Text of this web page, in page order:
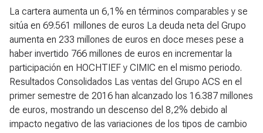
La cartera aumenta un 6,1% en términos comparables y se sitúa en 69.561 millones de euros La deuda neta del Grupo aumenta en 233 millones de euros en doce meses pese a haber invertido 766 millones de euros en incrementar la participación en HOCHTIEF y CIMIC en el mismo periodo. Resultados Consolidados Las ventas del Grupo ACS en el primer semestre de 2016 han alcanzado los 16.387 millones de euros, mostrando un descenso del 8,2% debido al impacto negativo de las variaciones de los tipos de cambio frente al euro, en especial el dólar australiano (-6%) y el peso mexicano (-18%), así como a la venta de los activos de energía renovable en el primer trimestre de 2015. Sin considerar el efecto del tipo de cambio y la venta de activos de energía renovable, las ventas del Grupo ACS en el primer semestre de 2016 se reducen un 5,3%, principalmente en el área de Construcción por la terminación en Australia de grandes proyectos de gas natural licuado (GNL) durante la primera parte de 2015. Sin embargo, la producción en Australia en el segundo trimestre ha aumentado un 6% respecto al trimestre anterior, mostrando un cambio de tendencia que se va a ir consolidando en los próximos trimestres. La distribución geográfica de las ventas muestra la amplia diversificación del Grupo, donde América del Norte representa un 44% de las ventas, Europa un 25%, Australia un 13%, Asia un 10%, América del Sur un 7% y África el restante 1%. Las ventas internacionales del Grupo suponen un 83% del total de las ventas. La cartera a cierre del primer semestre de 2016 ascendía a 69.561 millones de euros, un 3,3% superior a junio de 2015 y con una distribución geográfica equivalente a las ventas. Sin embargo, ajustado por las variaciones de tipo de cambio, la cartera crece un 6,1%, mostrando la buena evolución de la contratación en estos últimos doce meses. El beneficio bruto de explotación (EBITDA) en el periodo alcanza los 1.225 millones de euros, disminuyendo un 6,9%. En términos comparables, ajustado por el impacto de las variaciones de tipo de cambio y la venta de activos de energía renovable en España, el EBITDA se reduce un escaso 0,3% y el margen mejora en 30 pb hasta el 7,5%. Igualmente, el beneficio neto de explotación (EBIT) se sitúa en los 897 millones de euros y aumenta un 7,8% en términos comparables gracias a la buena evolución operativa de las actividades. Las mejoras operativas y la significativa reducción de los gastos financieros han contribuido a que el beneficio neto atribuible de las actividades, antes de costes de estructura y resultados de Corporación, aumente un 8,6%. Destaca la actividad de Construcción que crece un 26,1% tras los procesos de transformación implantados en HOCHIEF y sus filiales, y el incremento de participación del Grupo en su capital. El beneficio neto del área de Servicios Industriales decrece un 1,0%, sin considerar la venta de los activos de energía renovable realizada en el primer trimestre de 2015, como consecuencia de la ralentización en el desarrollo de proyectos de petróleo y gas en el mercado mexicano. Por su parte el beneficio neto de Medio Ambiente aumenta un 3,2%. El beneficio neto del Grupo ACS en el primer semestre de 2016 alcanza los 388 millones de euros, un 4,7% menor ya que en el mismo periodo de 2015 se incluían resultados excepcionales por ajustes de valor en instrumentos financieros en la Corporación. Situación financiera La deuda neta del Grupo ACS se sitúa en 3.741 millones de euros, 233 millones de euros superior al dato de junio de 2015, equivalente a un incremento del 6,6%, a pesar de las inversiones realizadas en este periodo, de 766 millones de euros, destinadas a incrementar la participación en HOCHTIEF y CIMIC. De esta cifra, 540 millones de euros corresponden a financiación de proyectos, sin recurso para el accionista, y representa un 14% de la deuda neta total del Grupo. No obstante, el Grupo ha logrado reducir en los últimos doce meses su endeudamiento neto gracias a la buena evolución de la deuda ligada a los activos mantenidos para la venta, que ha disminuido en 416 millones de euros hasta los 193 millones de euros. El conjunto del endeudamiento neto del Grupo, incluidos los activos mantenidos para la venta, ha disminuido un 4,4% desde junio de 2015 y un 67% en los últimos cinco años. A este hecho ha contribuido el sustancial incremento de los fondos generados por las operaciones (FFO) en los últimos doce meses, que han aumentado en un 21% hasta alcanzar los 1.291 millones de euros. Resultados por Áreas de Negocio Construcción Las ventas del área de Construcción alcanzaron los 11.344 millones de euros, con una disminución del 11,1% debido al impacto de las variaciones del tipo de cambio, especialmente el dólar australiano, y a la terminación de grandes proyectos de GNL en Australia. Sin embargo, es importante señalar que en el segundo trimestre la producción en Australia muestra signos de recuperación y crece un 6% respecto al trimestre anterior, marcando el inicio de la recuperación que se producirá en los próximos trimestres. Las ventas internacionales de la actividad de Construcción del Grupo ACS han alcanzado los 10.781 millones de euros, una cifra que representa el 95,0% de la facturación total de la actividad, siendo América del Norte y Australia los mercados más importantes. El beneficio bruto de explotación (EBITDA) de Construcción alcanzó los 712 millones de euros, situando el margen en un 6,3% sobre ventas, igual que el año anterior. El beneficio neto de la actividad superó los 157 millones de euros, mostrando un sólido crecimiento fruto del incremento de la rentabilidad de HOCHTIEF y sus filiales tras el proceso de transformación implantado en los últimos años. La cartera de obra a finales del primer semestre de 2016 asciende a 51.252 millones de euros, un 4,6% más que hace doce meses. Este incremento supone un 6,3% si es ajustado por el impacto del tipo de cambio, afectado negativamente por la devaluación del dólar australiano frente al euro. La cartera internacional representa un 94,1% de la cartera total del área de Construcción. Entre las adjudicaciones más importantes conseguidas por el Grupo en el periodo destacan las siguientes: - Remodelación y mejora del puente Harbor sobre el canal Corpus Christi en la autopista US-181 en Texas (Estados Unidos) - Proyecto Echowater para la ampliación de la planta de tratamiento de aguas de Sacramento (California, Estados Unidos) - Construcción del edificio de cuidados intensivos del Hospital de Christchurch (Nueva Zelanda) - Rehabilitación del museo en la Union Terminal en Cincinnati (Ohio, Estados Unidos) - Construcción de la segunda fase del tren ligero Gold Coast entre Southport y Helensvale (Queensland, Australia) - Construcción del edificio de eventos Mercedes-Platz en Berlín (Alemania) - Diseño y construcción de un centro para estudios de seguridad cibernética en la Academia Naval de Annapolis (Maryland, Estados Unidos) - Renovación del Prince George Community College in Largo (Maryland, Estados Unidos) - Ampliación de dos tramos de la carretera SH-288 en Houston, Texas (Estados Unidos) - Construcción del tramo 1 de la autopista de peaje C-470 (Denver, Estados Unidos) - Construcción del túnel Stellingen en la autopista A7 ( Hamburgo, Alemania) - Ampliación de una sección de la autopista Bruce Highway en Queensland (Australia) - Construcción del edificio Tollman Hall en la Universidad de Berkeley (California, Estados Unidos) - Ampliación de la carretera SH-288 en el Condado de Harris (Texas, Estados Unidos) - Construcción del nuevo centro logístico de Amazon en Barcelona (España) - Construcción de diferentes tramos de la carretera N-25 y N-30 en Irlanda - Modernización de la línea ferroviaria E-30 (Polonia) - Construcción del enlace sur entre las autovías I-10 y SR303L en la ciudad de Goodyear (Arizona, Estados Unidos) - Ampliación de la central hidroeléctrica de Belesar (Lugo, España) Servicios Industriales La facturación en Servicios Industriales ha alcanzado los 3.455 millones de euros, de los cuales 2.508 millones de euros, un 72,6%, corresponde a ventas internacionales, que han aumentado un 18,8%. Las ventas totales han disminuido un 2,5% debido a la venta de los activos de energía renovable realizada en este primer trimestre de 2015. Sin este efecto, las ventas en términos comparables decrecen un 1,0% como consecuencia de la devaluación del peso mexicano en un 18% y la ralentización en el desarrollo de proyectos de petróleo y gas en este país. El beneficio bruto de explotación (EBITDA) alcanzó los 365 millones de euros, mostrando una caída del 8,6%. Sin considerar el efecto de la venta de los activos de energía renovable en 2015, el EBITDA disminuye un 1,0%. Por su parte el beneficio neto se sitúa en los 200 millones de euros. El crecimiento de la cartera de área de Servicios Industriales es del 5,5% y se sitúa a finales del primer trimestre de 2016 en 8.572 millones de euros, equivalente a 16 meses de producción y con el 76,9% de contratos internacionales. Entre las adjudicaciones más importantes conseguidas durante el periodo destacan: - Proyectos EPC para la construcción de diversas líneas de transmisión eléctrica de 500 kV, que suman una longitud total de 3.376 Km, en los estados de Minas Gerais, Bahía, Ceará, Piauí y Maranhao (Brasil) - Ingeniería, suministro, construcción, montaje y puesta en marcha de un nuevo complejo de fertilizantes con una planta de ácido sulfúrico y una planta de DAP y TSP (Egipto). - Proyecto EPC para la construcción de la planta desaladora de Ras Al Khaimah con capacidad para 100.000 m3/día (Emiratos Arabes Unidos) - Fabricación de 4 jackets para el parque eólico offshore de Hornsea (Dinamarca) - Desarrollo del parque eólico Pastorale con una potencia instalada de 53 MW (Uruguay) - Proyecto EPC de la planta desaladora de Tuas-3 con capacidad para 136.000 m3/día (Singapur) - Contrato para la prestación de servicios de distribució